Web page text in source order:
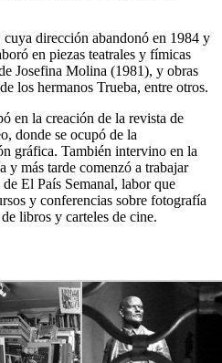
dirección abandonó en 1984 y
en piezas teatrales y fímicas
Josefina Molina (1981), y obras
los hermanos Trueba, entre otros.
en la creación de la revista de
donde se ocupó de la
gráfica. También intervino en la
y más tarde comenzó a trabajar
El País Semanal, labor que
y conferencias sobre fotografía
libros y carteles de cine.